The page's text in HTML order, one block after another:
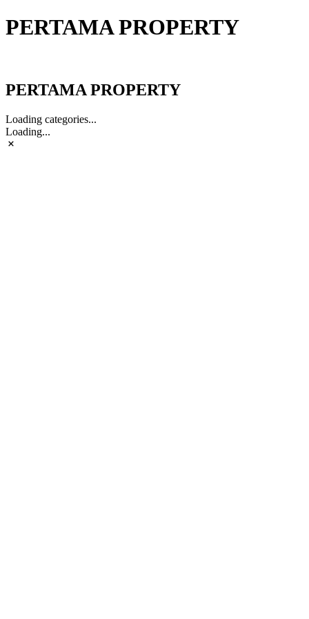
PERTAMA PROPERTY
PERTAMA PROPERTY
Loading categories...
Loading...